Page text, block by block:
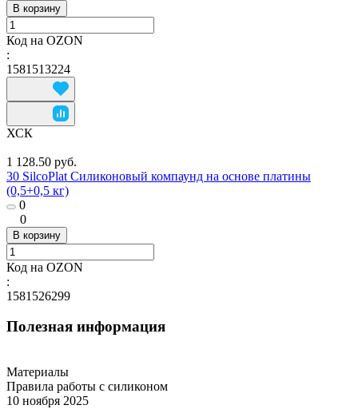
В корзину
Код на OZON
:
1581513224
ХСК
1 128.50 руб.
30 SilcoPlat Силиконовый компаунд на основе платины
(0,5+0,5 кг)
0
0
В корзину
Код на OZON
:
1581526299
Полезная информация
Материалы
Правила работы с силиконом
10 ноября 2025